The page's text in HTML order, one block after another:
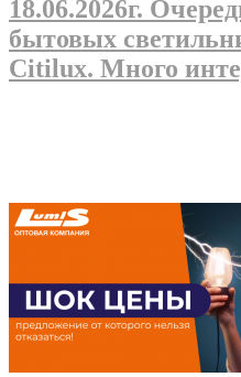
18.06.2026г.
бытовых
Citilux. Много